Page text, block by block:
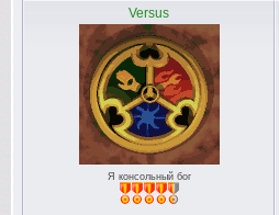
Versus
Я консольный бог